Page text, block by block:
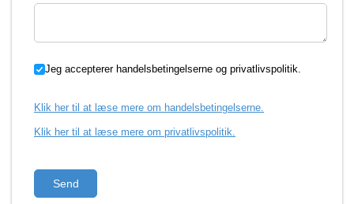
Jeg accepterer handelsbetingelserne og privatlivspolitik.
Jeg accepterer handelsbetingelserne og privatlivspolitik.
Klik her til at læse mere om handelsbetingelserne.
Klik her til at læse mere om privatlivspolitik.
Send